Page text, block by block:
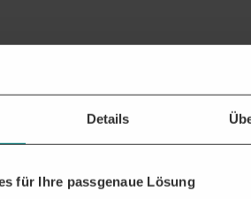
Details
für Ihre passgenaue Lösung